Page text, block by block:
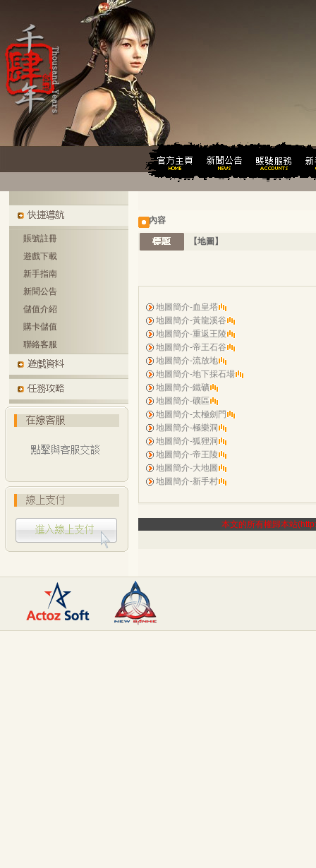
賬號註冊
遊戲下載
新手指南
新聞公告
儲值介紹
購卡儲值
聯絡客服
內容
【地圖】
地圖簡介-血皇塔
地圖簡介-黃龍溪谷
地圖簡介-重返王陵
地圖簡介-帝王石谷
地圖簡介-流放地
地圖簡介-地下採石場
地圖簡介-鐵礦
地圖簡介-礦區
地圖簡介-太極劍門
地圖簡介-極樂洞
地圖簡介-狐狸洞
地圖簡介-帝王陵
地圖簡介-大地圖
地圖簡介-新手村
本文的所有權歸本站